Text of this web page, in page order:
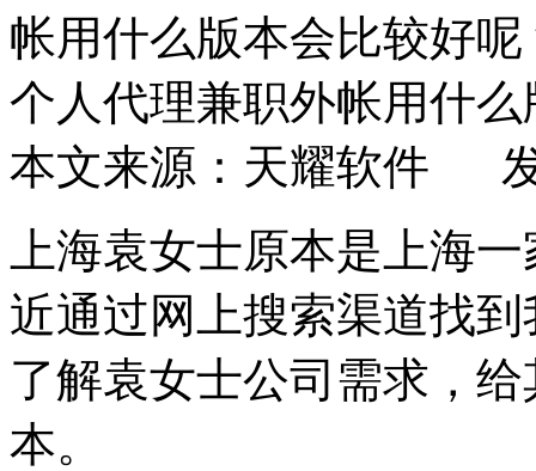
帐用什么版本会比较好呢
个人代理兼职外帐用什
本文来源：天耀软件
上海袁女士原本是上海
近通过网上搜索渠道找
了解袁女士公司需求，
本。